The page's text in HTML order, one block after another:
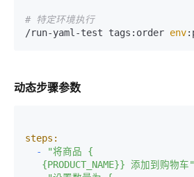
# 特定环境执行
/run-yaml-test tags:order env
动态步骤参数
steps:
-
"将商品 {
   {PRODUCT_NAME}} 添加到购物车"